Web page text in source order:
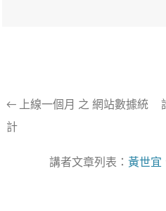
文
章
← 上線一個月 之 網站數據統
計
講者文章列表： 黃世宜